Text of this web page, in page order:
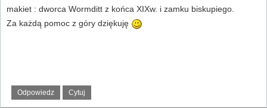
makiet : dworca Wormditt z końca XIXw. i zamku biskupiego.
Za każdą pomoc z góry dziękuję
Odpowiedz Cytuj